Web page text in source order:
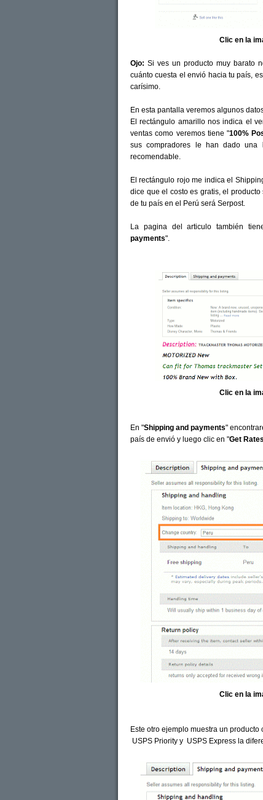
Clic en la
Ojo: Si ves un producto muy barato
cuánto cuesta el envió hacia tu país,
carísimo.
En esta pantalla veremos algunos
El rectángulo amarillo nos indica el
ventas como veremos tiene "100%
sus compradores le han dado una
recomendable.
El rectángulo rojo me indica el
dice que el costo es gratis, el
de tu país en el Perú será Serpost.
La pagina del articulo también
payments".
Clic en la
En "Shipping and payments"
país de envió y luego clic en "Get Rates
Clic en la
Este otro ejemplo muestra un
USPS Priority y USPS Express la